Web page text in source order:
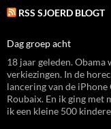
RSS SJOERD BLOGT
Dag groep acht
18 jaar geleden. Obama
verkiezingen. In de
lancering van de
Roubaix. En ik ging met
ik een kleine 500